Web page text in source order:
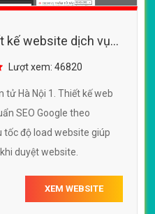
kế website dịch vụ
tốt
Lượt xem: 46820
Hà Nội 1. Thiết kế web
SEO Google theo
tốc độ load website giúp
duyệt website.
XEM WEBSITE